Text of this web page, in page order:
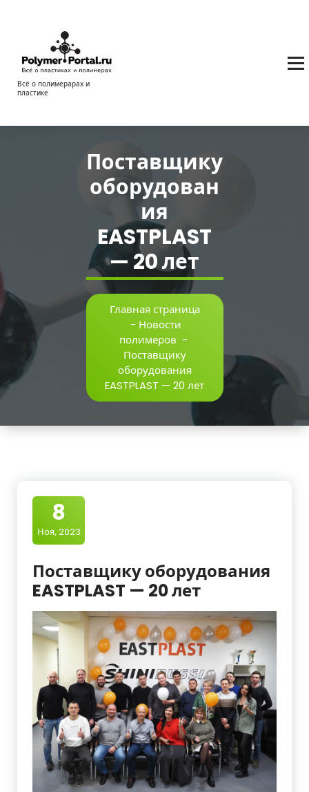
содержимому
Всё о полимерарах и
пластике
Поставщику
оборудован
ия
EASTPLAST
— 20 лет
Главная страница
- Новости
полимеров -
Поставщику
оборудования
EASTPLAST — 20 лет
8
Ноя, 2023
Поставщику оборудования
EASTPLAST — 20 лет